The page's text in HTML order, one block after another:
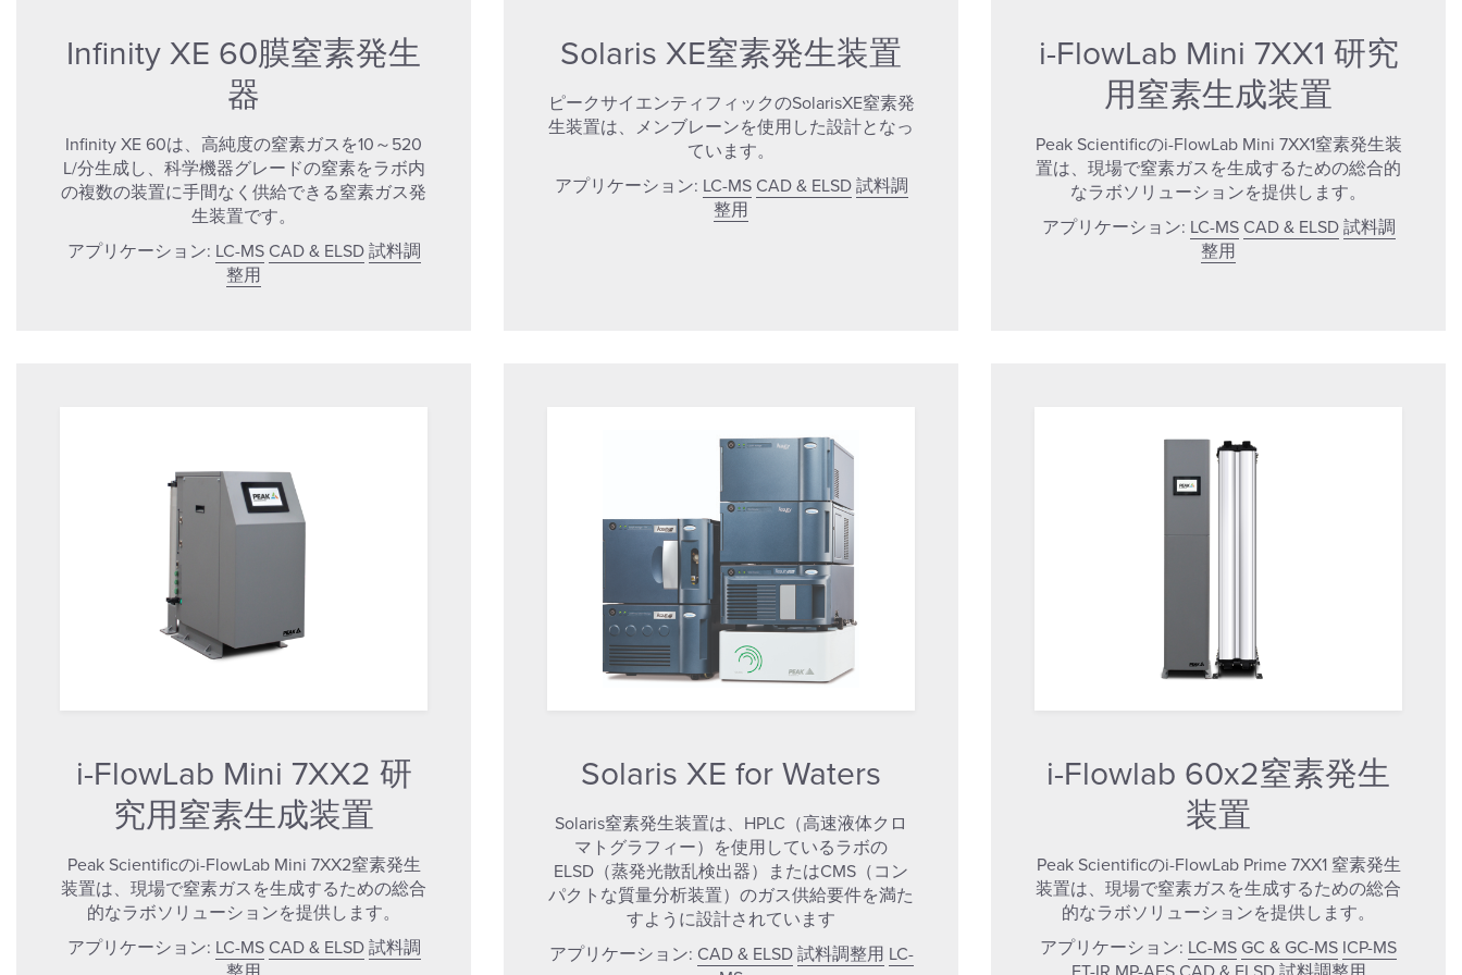
Infinity XE 60膜窒素発生
器
Infinity XE 60は、高純度の窒素ガスを10～520
L/分生成し、科学機器グレードの窒素をラボ内
の複数の装置に手間なく供給できる窒素ガス発
生装置です。
アプリケーション: LC-MS CAD & ELSD 試料調
整用
Solaris XE窒素発生装置
ピークサイエンティフィックのSolarisXE窒素発
生装置は、メンブレーンを使用した設計となっ
ています。
アプリケーション: LC-MS CAD & ELSD 試料調
整用
i-FlowLab Mini 7XX1 研究
用窒素生成装置
Peak Scientificのi-FlowLab Mini 7XX1窒素発生装
置は、現場で窒素ガスを生成するための総合的
なラボソリューションを提供します。
アプリケーション: LC-MS CAD & ELSD 試料調
整用
i-FlowLab Mini 7XX2 研
究用窒素生成装置
Peak Scientificのi-FlowLab Mini 7XX2窒素発生
装置は、現場で窒素ガスを生成するための総合
的なラボソリューションを提供します。
アプリケーション: LC-MS CAD & ELSD 試料調
Solaris XE for Waters
Solaris窒素発生装置は、HPLC（高速液体クロ
マトグラフィー）を使用しているラボの
ELSD（蒸発光散乱検出器）またはCMS（コン
パクトな質量分析装置）のガス供給要件を満た
すように設計されています
アプリケーション: CAD & ELSD 試料調整用 LC-
i-Flowlab 60x2窒素発生
装置
Peak Scientificのi-FlowLab Prime 7XX1 窒素発生
装置は、現場で窒素ガスを生成するための総合
的なラボソリューションを提供します。
アプリケーション: LC-MS GC & GC-MS ICP-MS